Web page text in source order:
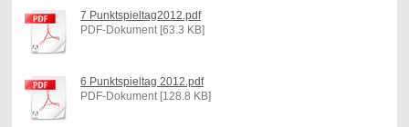
7 Punktspieltag2012.pdf
PDF-Dokument [63.3 KB]
6 Punktspieltag 2012.pdf
PDF-Dokument [128.8 KB]